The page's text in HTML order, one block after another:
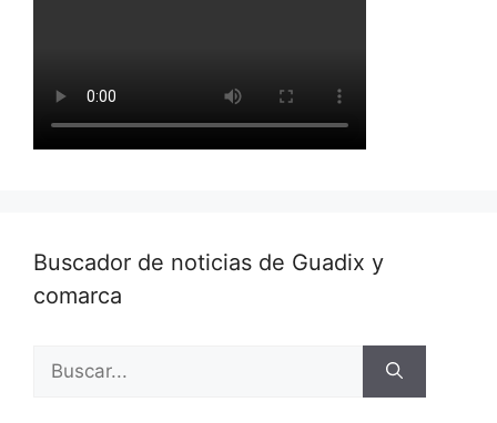
Buscador de noticias de Guadix y
comarca